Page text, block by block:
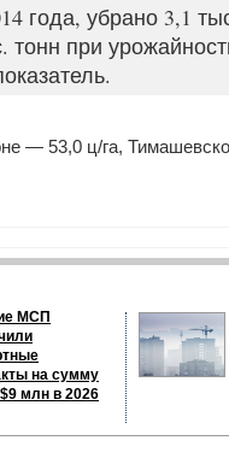
года, убрано 3,1
при
— 53,0 ц/га,
МСП
на сумму
млн в 2026